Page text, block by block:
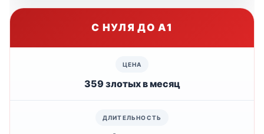
С НУЛЯ ДО А1
359 злотых в месяц